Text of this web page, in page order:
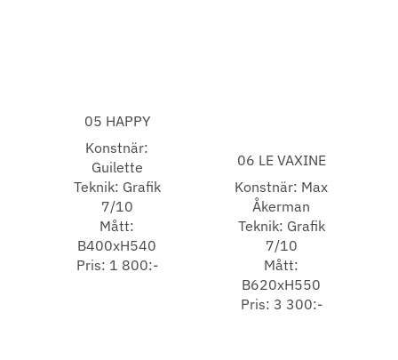
05 HAPPY
Konstnär:
Guilette
Teknik: Grafik
7/10
Mått:
B400xH540
Pris: 1 800:-
06 LE VAXINE
Konstnär: Max
Åkerman
Teknik: Grafik
7/10
Mått:
B620xH550
Pris: 3 300:-